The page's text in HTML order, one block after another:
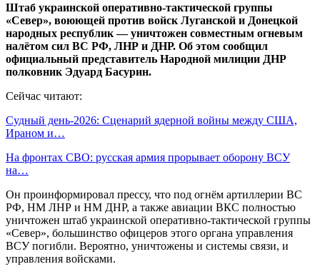
Штаб украинской оперативно-тактической группы
«Север», воюющей против войск Луганской и Донецкой
народных республик — уничтожен совместным огневым
налётом сил ВС РФ, ЛНР и ДНР. Об этом сообщил
официальный представитель Народной милиции ДНР
полковник Эдуард Басурин.
Сейчас читают:
Судный день-2026: Сценарий ядерной войны между США,
Ираном и…
На фронтах СВО: русская армия прорывает оборону ВСУ
на…
Он проинформировал прессу, что под огнём артиллерии ВС
РФ, НМ ЛНР и НМ ДНР, а также авиации ВКС полностью
уничтожен штаб украинской оперативно-тактической группы
«Север», большинство офицеров этого органа управления
ВСУ погибли. Вероятно, уничтожены и системы связи, и
управления войсками.